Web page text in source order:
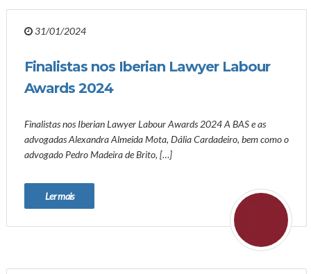
31/01/2024
Finalistas nos Iberian Lawyer Labour
Awards 2024
Finalistas nos Iberian Lawyer Labour Awards 2024 A BAS e as
advogadas Alexandra Almeida Mota, Dália Cardadeiro, bem como o
advogado Pedro Madeira de Brito, […]
Ler mais